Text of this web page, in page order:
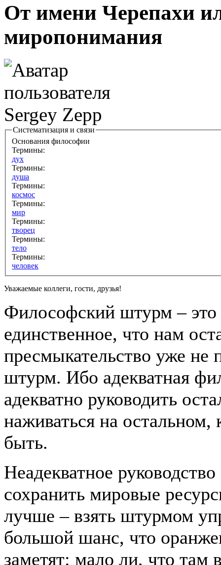
От имени Черепахи
миропонимания
Систематизация и связи
Основания философии
Термины:
дух
Термины:
душа
Термины:
космос
Термины:
мир
Термины:
творец
Термины:
тело
Термины:
человек
Уважаемые коллеги, гости, друзья!
Философский штурм –
единственное, что нам
пресмыкательство уже не
штурм. Ибо адекватная
адекватно руководить
наживаться на
быть.
Неадекватное
сохранить мировые
лучше – взять штурмом
большой шанс, что
заметят: мало ли, что там